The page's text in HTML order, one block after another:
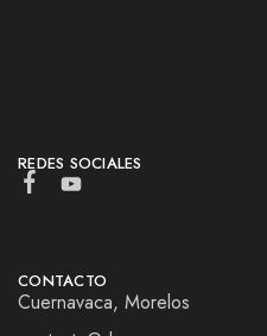
REDES SOCIALES
CONTACTO
Cuernavaca, Morelos